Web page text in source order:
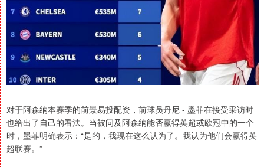
对于阿森纳本赛季的前景易投配资，前球员丹尼 - 墨菲在接受采访时
也给出了自己的看法。当被问及阿森纳能否赢得英超或欧冠中的一个
时，墨菲明确表示：“是的，我现在这么认为了。我认为他们会赢得英
超联赛。”